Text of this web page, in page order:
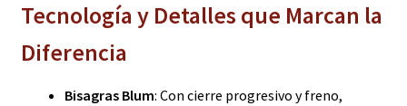
Tecnología y Detalles que Marcan la
Diferencia
Bisagras Blum: Con cierre progresivo y freno,